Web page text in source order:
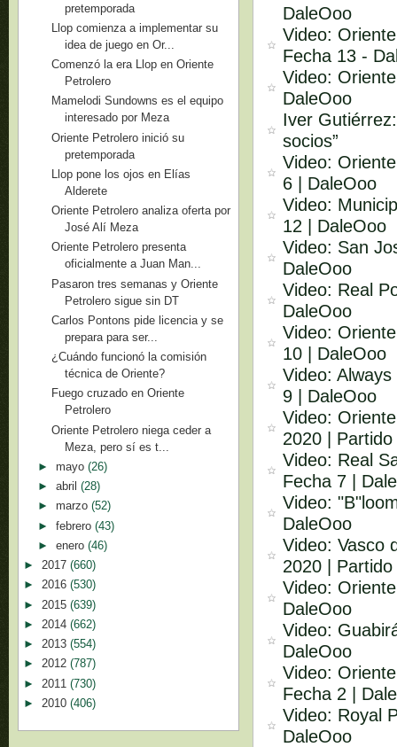
DaleOoo
Video:
Fecha 13 -
Video:
DaleOoo
Iver
socios”
Video:
6 | DaleOoo
Video:
12 | DaleOoo
Video: San
DaleOoo
Video: Real
DaleOoo
Video:
10 | DaleOoo
Video:
9 | DaleOoo
Video:
2020 |
Video: Real
Fecha 7 |
Video:
DaleOoo
Video: Vasco
2020 |
Video:
DaleOoo
Video:
DaleOoo
Video:
Fecha 2 |
Video: Royal
DaleOoo
pretemporada
Llop comienza a implementar su
idea de juego en Or...
Comenzó la era Llop en Oriente
Petrolero
Mamelodi Sundowns es el equipo
interesado por Meza
Oriente Petrolero inició su
pretemporada
Llop pone los ojos en Elías
Alderete
Oriente Petrolero analiza oferta por
José Alí Meza
Oriente Petrolero presenta
oficialmente a Juan Man...
Pasaron tres semanas y Oriente
Petrolero sigue sin DT
Carlos Pontons pide licencia y se
prepara para ser...
¿Cuándo funcionó la comisión
técnica de Oriente?
Fuego cruzado en Oriente
Petrolero
Oriente Petrolero niega ceder a
Meza, pero sí es t...
► mayo (26)
► abril (28)
► marzo (52)
► febrero (43)
► enero (46)
► 2017 (660)
► 2016 (530)
► 2015 (639)
► 2014 (662)
► 2013 (554)
► 2012 (787)
► 2011 (730)
► 2010 (406)